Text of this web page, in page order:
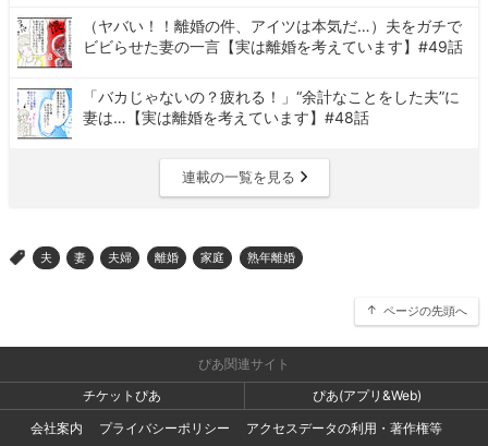
（ヤバい！！離婚の件、アイツは本気だ…）夫をガチで
ビビらせた妻の一言【実は離婚を考えています】#49話
「バカじゃないの？疲れる！」“余計なことをした夫”に
妻は…【実は離婚を考えています】#48話
連載の一覧を見る
> 夫 妻 夫婦 離婚 家庭 熟年離婚
ページの先頭へ
ぴあ関連サイト
チケットぴあ
ぴあ(アプリ&Web)
会社案内
プライバシーポリシー アクセスデータの利用・著作権等